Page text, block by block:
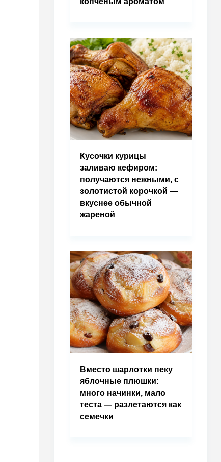
Кусочки курицы
заливаю кефиром:
получаются нежными, с
золотистой корочкой —
вкуснее обычной
жареной
Вместо шарлотки пеку
яблочные плюшки:
много начинки, мало
теста — разлетаются как
семечки